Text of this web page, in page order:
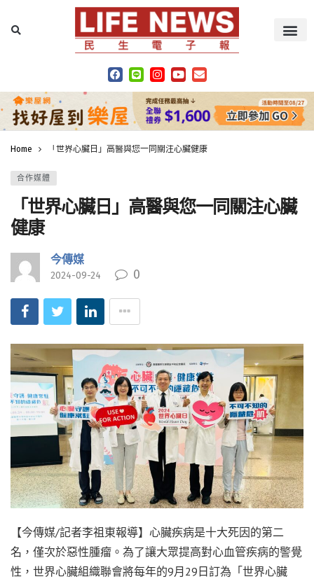
Home 「世界心臟日」高醫與您一同關注心臟健康
合作媒體
「世界心臟日」高醫與您一同關注心臟
健康
今傳媒
2024-09-24 0
【今傳媒/記者李祖東報導】心臟疾病是十大死因的第二
名，僅次於惡性腫瘤。為了讓大眾提高對心血管疾病的警覺
性，世界心臟組織聯會將每年的9月29日訂為「世界心臟